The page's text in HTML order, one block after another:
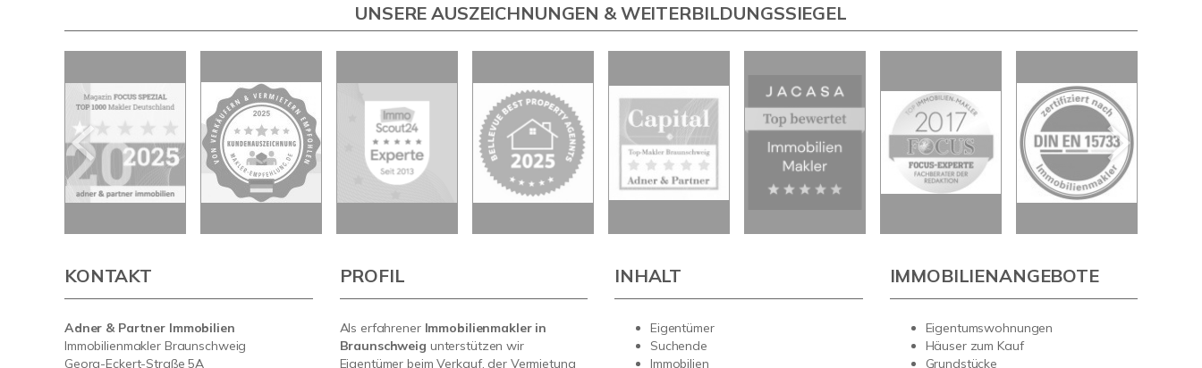
UNSERE AUSZEICHNUNGEN & WEITERBILDUNGSSIEGEL
KONTAKT
Adner & Partner Immobilien
Immobilienmakler Braunschweig
Georg-Eckert-Straße 5A
PROFIL
Als erfahrener Immobilienmakler in
Braunschweig unterstützen wir
Eigentümer beim Verkauf, der Vermietung
INHALT
Eigentümer
Suchende
Immobilien
IMMOBILIENANGEBOTE
Eigentumswohnungen
Häuser zum Kauf
Grundstücke